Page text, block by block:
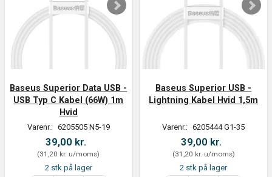
Baseus Superior Data USB -
USB Typ C Kabel (66W) 1m
Hvid
Varenr.: 6205505 N5-19
39,00 kr.
(31,20 kr. u/moms)
2 stk på lager
Baseus Superior USB -
Lightning Kabel Hvid 1,5m
Varenr.: 6205444 G1-35
39,00 kr.
(31,20 kr. u/moms)
2 stk på lager